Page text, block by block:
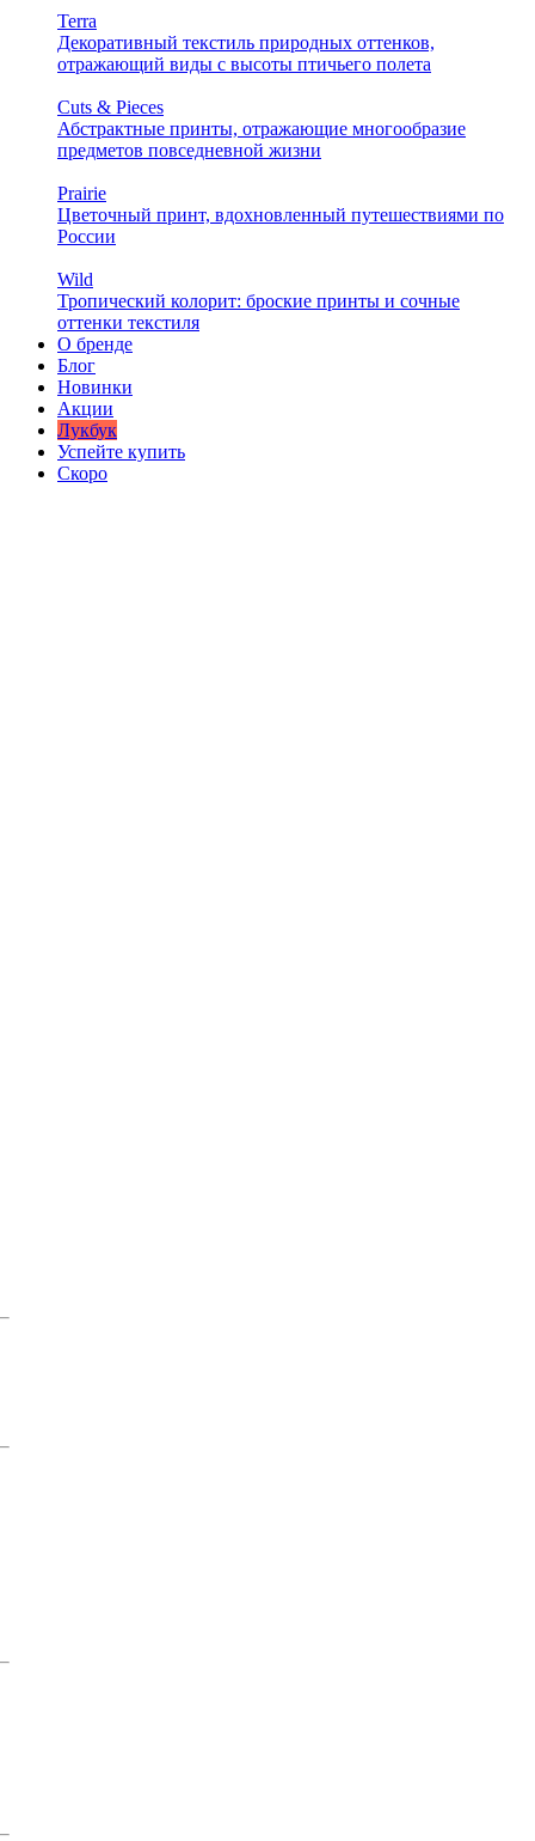
Terra
Декоративный текстиль природных оттенков,
отражающий виды с высоты птичьего полета
Cuts & Pieces
Абстрактные принты, отражающие многообразие
предметов повседневной жизни
Prairie
Цветочный принт, вдохновленный путешествиями по
России
Wild
Тропический колорит: броские принты и сочные
оттенки текстиля
О бренде
Блог
Новинки
Акции
Лукбук
Успейте купить
Скоро